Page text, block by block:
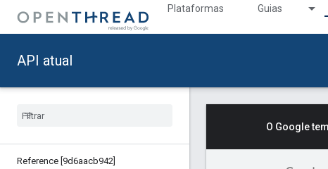
Plataformas Guias
API atual
Reference [9d6aacb942]
O Google